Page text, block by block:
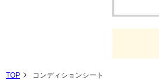
TOP コンディションシート